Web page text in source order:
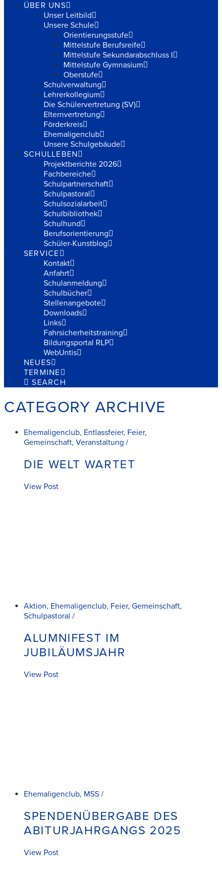
ÜBER UNS
Unser Leitbild
Unsere Schule
Orientierungsstufe
Mittelstufe Berufsreife
Mittelstufe Sekundarabschluss I
Mittelstufe Gymnasium
Oberstufe
Schulverwaltung
Lehrerkollegium
Die Schülervertretung (SV)
Elternvertretung
Förderkreis
Ehemaligenclub
Unsere Schulgebäude
SCHULLEBEN
Projektberichte 2026
Fachbereiche
Schulpartnerschaft
Schulpastoral
Schulsozialarbeit
Schulbibliothek
Schulhund
Berufsorientierung
Schüler-Kunstblog
SERVICE
Kontakt
Anfahrt
Schulanmeldung
Schulbücher
Stellenangebote
Downloads
Links
Fahrsicherheitstraining
Bildungsportal RLP
WebUntis
NEUES
TERMINE
SEARCH
CATEGORY ARCHIVE
Ehemaligenclub, Entlassfeier, Feier,
Gemeinschaft, Veranstaltung /
DIE WELT WARTET
View Post
Aktion, Ehemaligenclub, Feier, Gemeinschaft,
Schulpastoral /
ALUMNIFEST IM
JUBILÄUMSJAHR
View Post
Ehemaligenclub, MSS /
SPENDENÜBERGABE DES
ABITURJAHRGANGS 2025
View Post